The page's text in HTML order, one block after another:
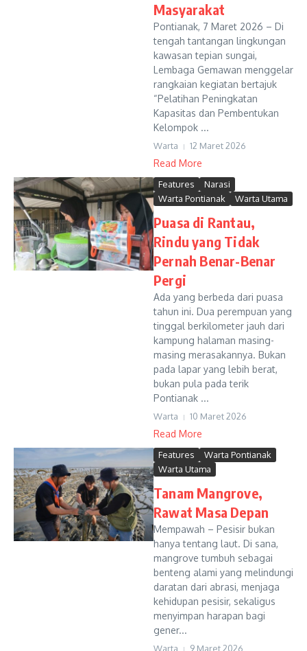
Masyarakat
Pontianak, 7 Maret 2026 – Di
tengah tantangan lingkungan
kawasan tepian sungai,
Lembaga Gemawan menggelar
rangkaian kegiatan bertajuk
“Pelatihan Peningkatan
Kapasitas dan Pembentukan
Kelompok ...
Warta 12 Maret 2026
Read More
Features
Narasi
Warta Pontianak
Warta Utama
Puasa di Rantau,
Rindu yang Tidak
Pernah Benar-Benar
Pergi
Ada yang berbeda dari puasa
tahun ini. Dua perempuan yang
tinggal berkilometer jauh dari
kampung halaman masing-
masing merasakannya. Bukan
pada lapar yang lebih berat,
bukan pula pada terik
Pontianak ...
Warta 10 Maret 2026
Read More
Features
Warta Pontianak
Warta Utama
Tanam Mangrove,
Rawat Masa Depan
Mempawah – Pesisir bukan
hanya tentang laut. Di sana,
mangrove tumbuh sebagai
benteng alami yang melindungi
daratan dari abrasi, menjaga
kehidupan pesisir, sekaligus
menyimpan harapan bagi
gener...
Warta 9 Maret 2026